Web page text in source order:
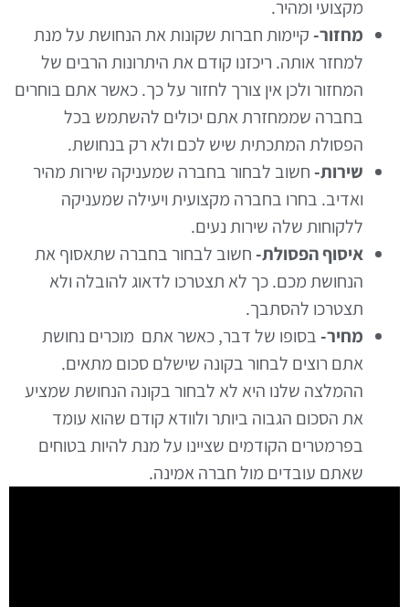
מקצועי ומהיר.
מחזור-קיימות חברות שקונות את הנחושת על מנת
למחזר אותה. ריכזנו קודם את היתרונות הרבים של
המחזור ולכן אין צורך לחזור על כך. כאשר אתם בוחרים
בחברה שממחזרת אתם יכולים להשתמש בכל
הפסולת המתכתית שיש לכם ולא רק בנחושת.
שירות-חשוב לבחור בחברה שמעניקה שירות מהיר
ואדיב. בחרו בחברה מקצועית ויעילה שמעניקה
ללקוחות שלה שירות נעים.
איסוף הפסולת-חשוב לבחור בחברה שתאסוף את
הנחושת מכם. כך לא תצטרכו לדאוג להובלה ולא
תצטרכו להסתבך.
מחיר-בסופו של דבר, כאשר אתם מוכרים נחושת
אתם רוצים לבחור בקונה שישלם סכום מתאים.
ההמלצה שלנו היא לא לבחור בקונה הנחושת שמציע
את הסכום הגבוה ביותר ולוודא קודם שהוא עומד
בפרמטרים הקודמים שציינו על מנת להיות בטוחים
שאתם עובדים מול חברה אמינה.